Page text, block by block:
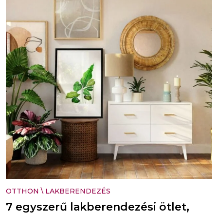
OTTHON \ LAKBERENDEZÉS
7 egyszerű lakberendezési ötlet,